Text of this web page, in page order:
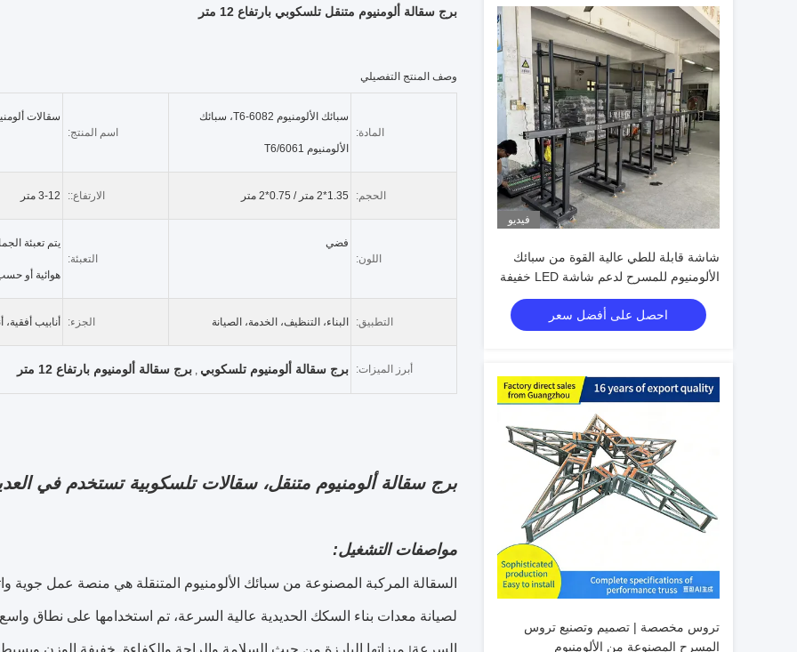
فيديو
شاشة قابلة للطي عالية القوة من سبائك
الألومنيوم للمسرح لدعم شاشة LED خفيفة
الوزن في الأحداث الخارجية والداخلية
احصل على أفضل سعر
تروس مخصصة | تصميم وتصنيع تروس
المسرح المصنوعة من الألومنيوم
برج سقالة ألومنيوم متنقل تلسكوبي بارتفاع 12 متر
وصف المنتج التفصيلي
المادة:
سبائك الألومنيوم 6082-T6، سبائك
الألومنيوم 6061/T6
اسم المنتج:
سقالات
الحجم: 1.35*2 متر / 0.75*2 متر الارتفاع:: 3-12 متر
اللون:
فضي
التعبئة:
يتم تعبئة
هوائية أو
التطبيق: البناء، التنظيف، الخدمة، الصيانة الجزء: أنابيب
أبرز الميزات: برج سقالة ألومنيوم تلسكوبي , برج سقالة ألومنيوم بارتفاع 12 متر
برج سقالة ألومنيوم متنقل، سقالات تلسكوبية تستخدم في
مواصفات التشغيل:
السقالة المركبة المصنوعة من سبائك الألومنيوم المتنقلة هي منصة عمل جوية
لصيانة معدات بناء السكك الحديدية عالية السرعة، تم استخدامها على نطاق
السرعة ميزاتها البارزة من حيث السلامة والراحة والكفاءة. خفيفة الوزن